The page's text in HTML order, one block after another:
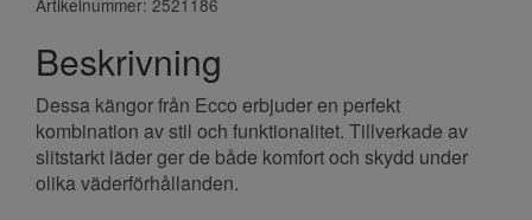
Artikelnummer: 2521186
Beskrivning
Dessa kängor från Ecco erbjuder en perfekt
kombination av stil och funktionalitet. Tillverkade av
slitstarkt läder ger de både komfort och skydd under
olika väderförhållanden.